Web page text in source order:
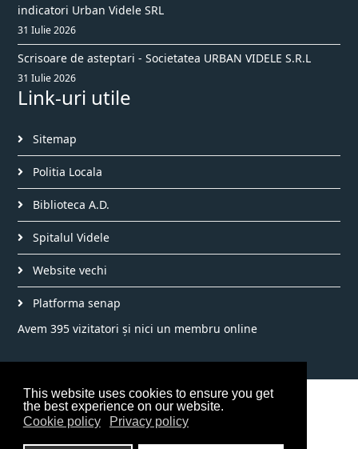
This website uses cookies to ensure you get
the best experience on our website.
Cookie policy
Privacy policy
indicatori Urban Videle SRL
31 Iulie 2026
Scrisoare de asteptari - Societatea URBAN VIDELE S.R.L
31 Iulie 2026
Link-uri utile
Sitemap
Politia Locala
Biblioteca A.D.
Spitalul Videle
Website vechi
Platforma senap
Avem 395 vizitatori și nici un membru online
©2026 Primăria Videle